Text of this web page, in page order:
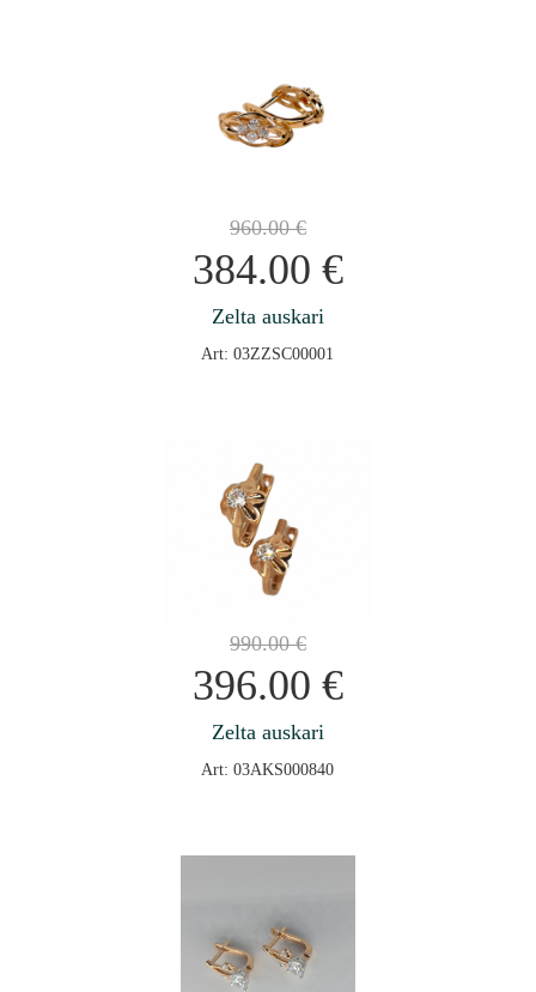
960.00€
384.00 €
Zelta auskari
Art: 03ZZSC00001
990.00€
396.00 €
Zelta auskari
Art: 03AKS000840